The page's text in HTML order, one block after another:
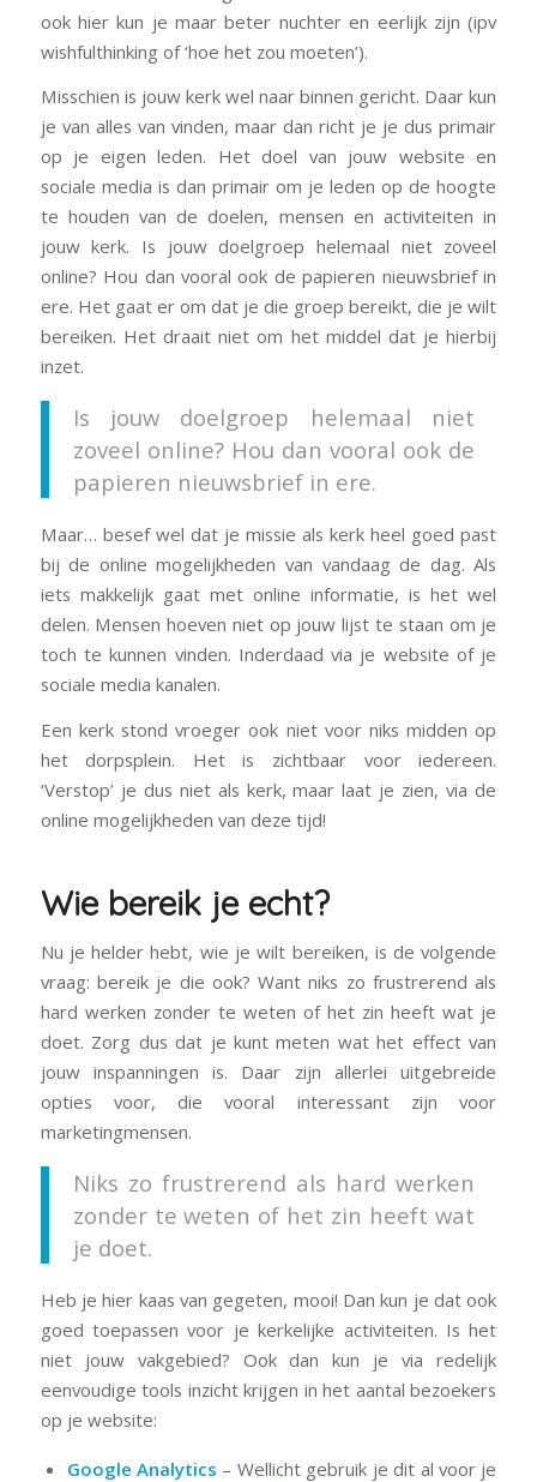
ook hier kun je maar beter nuchter en eerlijk zijn (ipv
wishfulthinking of ‘hoe het zou moeten’).
Misschien is jouw kerk wel naar binnen gericht. Daar kun
je van alles van vinden, maar dan richt je je dus primair
op je eigen leden. Het doel van jouw website en
sociale media is dan primair om je leden op de hoogte
te houden van de doelen, mensen en activiteiten in
jouw kerk. Is jouw doelgroep helemaal niet zoveel
online? Hou dan vooral ook de papieren nieuwsbrief in
ere. Het gaat er om dat je die groep bereikt, die je wilt
bereiken. Het draait niet om het middel dat je hierbij
inzet.
Is jouw doelgroep helemaal niet
zoveel online? Hou dan vooral ook de
papieren nieuwsbrief in ere.
Maar… besef wel dat je missie als kerk heel goed past
bij de online mogelijkheden van vandaag de dag. Als
iets makkelijk gaat met online informatie, is het wel
delen. Mensen hoeven niet op jouw lijst te staan om je
toch te kunnen vinden. Inderdaad via je website of je
sociale media kanalen.
Een kerk stond vroeger ook niet voor niks midden op
het dorpsplein. Het is zichtbaar voor iedereen.
‘Verstop’ je dus niet als kerk, maar laat je zien, via de
online mogelijkheden van deze tijd!
Wie bereik je echt?
Nu je helder hebt, wie je wilt bereiken, is de volgende
vraag: bereik je die ook? Want niks zo frustrerend als
hard werken zonder te weten of het zin heeft wat je
doet. Zorg dus dat je kunt meten wat het effect van
jouw inspanningen is. Daar zijn allerlei uitgebreide
opties voor, die vooral interessant zijn voor
marketingmensen.
Niks zo frustrerend als hard werken
zonder te weten of het zin heeft wat
je doet.
Heb je hier kaas van gegeten, mooi! Dan kun je dat ook
goed toepassen voor je kerkelijke activiteiten. Is het
niet jouw vakgebied? Ook dan kun je via redelijk
eenvoudige tools inzicht krijgen in het aantal bezoekers
op je website:
Google Analytics – Wellicht gebruik je dit al voor je